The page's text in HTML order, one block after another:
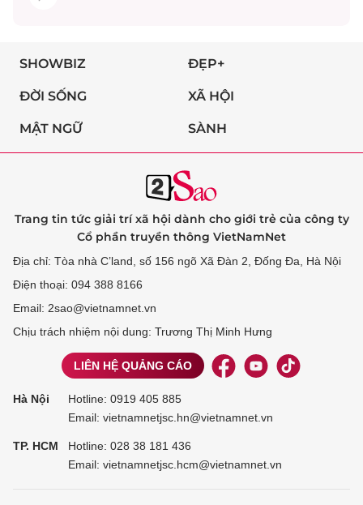
SHOWBIZ ĐẸP+
ĐỜI SỐNG XÃ HỘI
MẬT NGỮ SÀNH
Trang tin tức giải trí xã hội dành cho giới trẻ của công ty
Cổ phần truyền thông VietNamNet
Địa chỉ: Tòa nhà C’land, số 156 ngõ Xã Đàn 2, Đống Đa, Hà Nội
Điện thoại: 094 388 8166
Email: 2sao@vietnamnet.vn
Chịu trách nhiệm nội dung: Trương Thị Minh Hưng
LIÊN HỆ QUẢNG CÁO
Hà Nội Hotline: 0919 405 885
Email: vietnamnetjsc.hn@vietnamnet.vn
TP. HCM Hotline: 028 38 181 436
Email: vietnamnetjsc.hcm@vietnamnet.vn